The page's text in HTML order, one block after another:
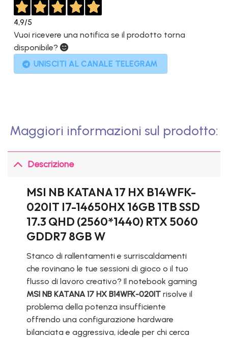
4,9/5
Vuoi ricevere una notifica se il prodotto torna
disponibile?
UNISCITI AL CANALE TELEGRAM
Maggiori informazioni sul prodotto:
Descrizione
MSI NB KATANA 17 HX B14WFK-
020IT I7-14650HX 16GB 1TB SSD
17.3 QHD (2560*1440) RTX 5060
GDDR7 8GB W
Stanco di rallentamenti e surriscaldamenti
che rovinano le tue sessioni di gioco o il tuo
flusso di lavoro creativo? Il notebook gaming
MSI NB KATANA 17 HX B14WFK-020ITrisolve il
problema della potenza insufficiente
offrendo una configurazione hardware
bilanciata e aggressiva, ideale per chi cerca